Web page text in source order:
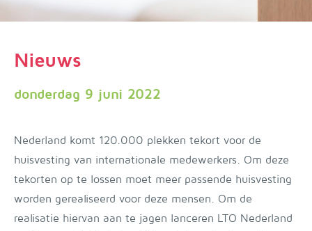
Nieuws
donderdag 9 juni 2022
Nederland komt 120.000 plekken tekort voor de
huisvesting van internationale medewerkers. Om deze
tekorten op te lossen moet meer passende huisvesting
worden gerealiseerd voor deze mensen. Om de
realisatie hiervan aan te jagen lanceren LTO Nederland